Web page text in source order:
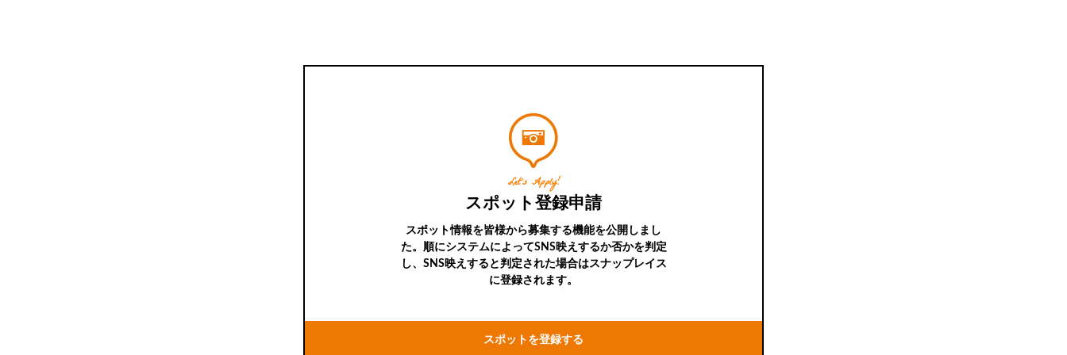
Let’s Apply!
スポット登録申請
スポット情報を皆様から募集する機能を公開しまし
た。順にシステムによってSNS映えするか否かを判定
し、SNS映えすると判定された場合はスナップレイス
に登録されます。
スポットを登録する